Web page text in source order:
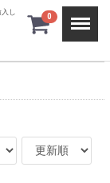
し
0